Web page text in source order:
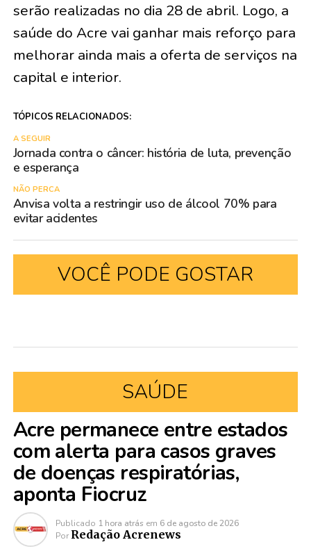
serão realizadas no dia 28 de abril. Logo, a
saúde do Acre vai ganhar mais reforço para
melhorar ainda mais a oferta de serviços na
capital e interior.
TÓPICOS RELACIONADOS:
A SEGUIR
Jornada contra o câncer: história de luta, prevenção
e esperança
NÃO PERCA
Anvisa volta a restringir uso de álcool 70% para
evitar acidentes
VOCÊ PODE GOSTAR
SAÚDE
Acre permanece entre estados
com alerta para casos graves
de doenças respiratórias,
aponta Fiocruz
Publicado 1 hora atrás em 6 de agosto de 2026
Por Redação Acrenews